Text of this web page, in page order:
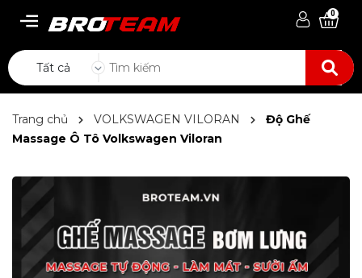
0
Tất cả
Trang chủ VOLKSWAGEN VILORAN
Độ Ghế
Massage Ô Tô Volkswagen Viloran